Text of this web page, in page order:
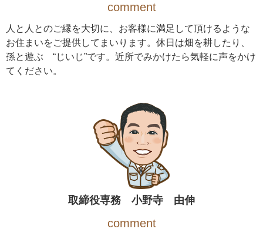
comment
人と人とのご縁を大切に、お客様に満足して頂けるような
お住まいをご提供してまいります。休日は畑を耕したり、
孫と遊ぶ “じいじ”です。近所でみかけたら気軽に声をかけ
てください。
取締役専務 小野寺 由伸
comment